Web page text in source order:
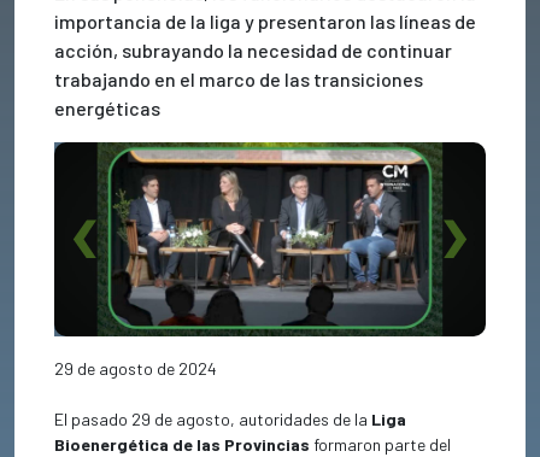
importancia de la liga y presentaron las líneas de
acción, subrayando la necesidad de continuar
trabajando en el marco de las transiciones
energéticas
Previous Next
29 de agosto de 2024
El pasado 29 de agosto, autoridades de la Liga
Bioenergética de las Provincias formaron parte del